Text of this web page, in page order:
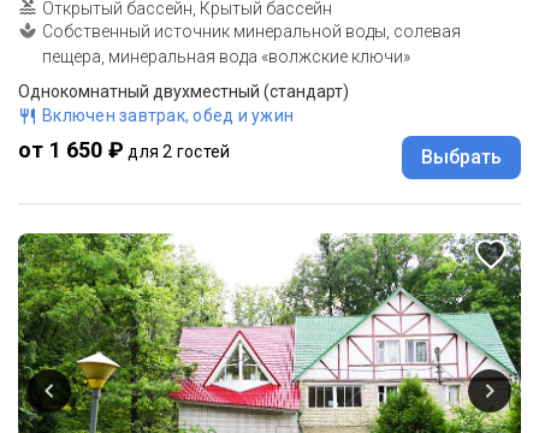
Открытый бассейн, Крытый бассейн
Собственный источник минеральной воды, солевая
пещера, минеральная вода «волжские ключи»
Однокомнатный двухместный (стандарт)
Включен завтрак, обед и ужин
от 1 650 ₽ для 2 гостей Выбрать